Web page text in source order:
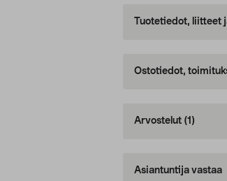
Tuotetiedot, liitteet
Ostotiedot,
Arvostelut (1)
Asiantuntija vastaa